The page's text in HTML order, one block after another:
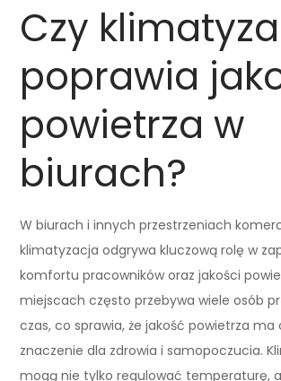
Czy
poprawia
powietrza w
biurach?
W biurach i innych przestrzeniach
klimatyzacja odgrywa kluczową rolę w
komfortu pracowników oraz jakości
miejscach często przebywa wiele osób
czas, co sprawia, że jakość powietrza ma
znaczenie dla zdrowia i samopoczucia.
mogą nie tylko regulować temperaturę,